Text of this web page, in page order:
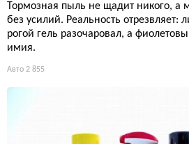
Тормозная пыль не щадит никого, а
без усилий. Реальность отрезвляет:
рогой гель разочаровал, а
имия.
Авто 2 855